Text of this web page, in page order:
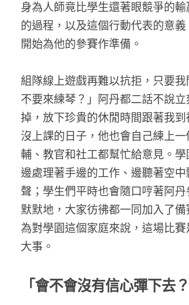
身為人師竟比學生還著眼競爭的
的過程，以及這個行動代表的意義
開始為他的參賽作準備。
組隊線上遊戲再難以抗拒，只要
不要來練琴？」阿丹都二話不說立
掉，放下珍貴的休閒時間跟著我到
沒上課的日子，他也會自己練上
輔、教官和社工都幫忙給意見。
邊處理著手邊的工作、邊聽著空
聲；學生們平時也會隨口哼著阿丹
默默地，大家彷彿都一同加入了備
為對學園這個家庭來說，這場比
大事。
「會不會沒有信心彈下去？